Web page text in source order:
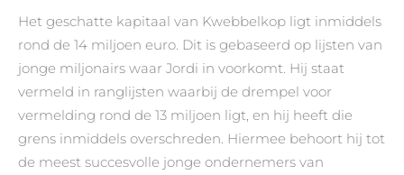
Het geschatte kapitaal van Kwebbelkop ligt inmiddels
rond de 14 miljoen euro. Dit is gebaseerd op lijsten van
jonge miljonairs waar Jordi in voorkomt. Hij staat
vermeld in ranglijsten waarbij de drempel voor
vermelding rond de 13 miljoen ligt, en hij heeft die
grens inmiddels overschreden. Hiermee behoort hij tot
de meest succesvolle jonge ondernemers van